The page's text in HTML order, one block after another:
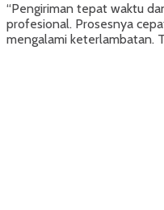
“Pengiriman tepat waktu
profesional. Prosesnya
mengalami keterlambatan.